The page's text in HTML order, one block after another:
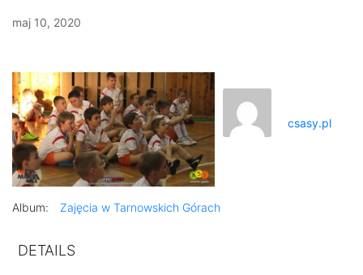
maj 10, 2020
csasy.pl
Album: Zajęcia w Tarnowskich Górach
DETAILS